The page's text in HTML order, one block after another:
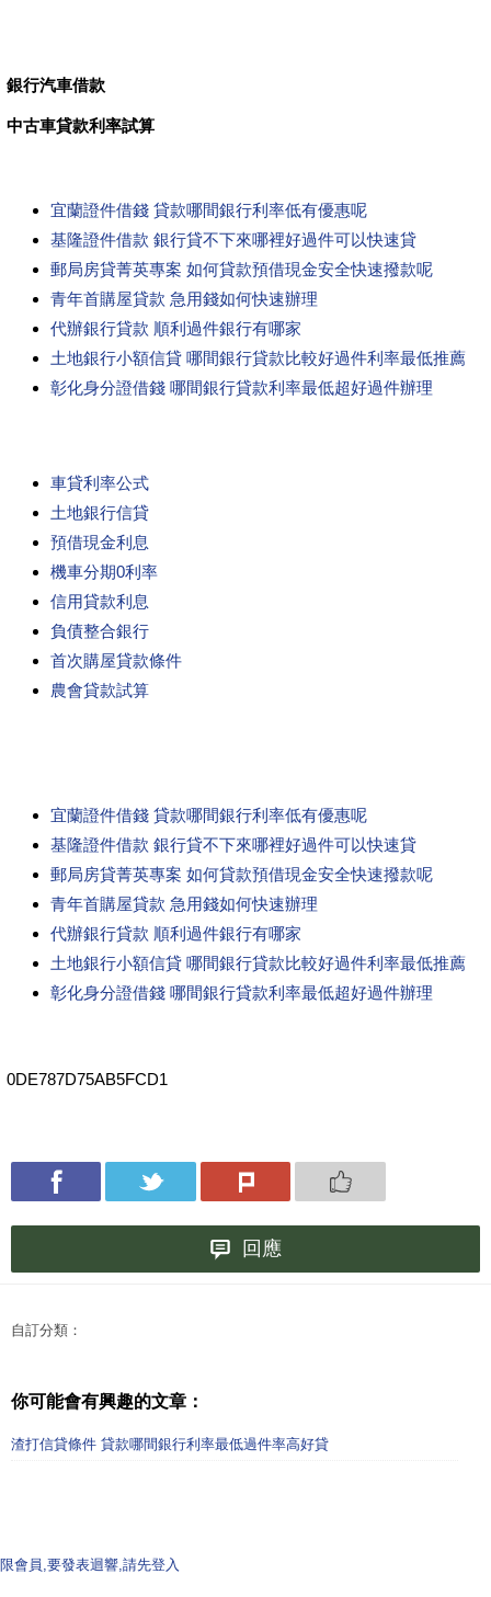
銀行汽車借款
中古車貸款利率試算
宜蘭證件借錢 貸款哪間銀行利率低有優惠呢
基隆證件借款 銀行貸不下來哪裡好過件可以快速貸
郵局房貸菁英專案 如何貸款預借現金安全快速撥款呢
青年首購屋貸款 急用錢如何快速辦理
代辦銀行貸款 順利過件銀行有哪家
土地銀行小額信貸 哪間銀行貸款比較好過件利率最低推薦
彰化身分證借錢 哪間銀行貸款利率最低超好過件辦理
車貸利率公式
土地銀行信貸
預借現金利息
機車分期0利率
信用貸款利息
負債整合銀行
首次購屋貸款條件
農會貸款試算
宜蘭證件借錢 貸款哪間銀行利率低有優惠呢
基隆證件借款 銀行貸不下來哪裡好過件可以快速貸
郵局房貸菁英專案 如何貸款預借現金安全快速撥款呢
青年首購屋貸款 急用錢如何快速辦理
代辦銀行貸款 順利過件銀行有哪家
土地銀行小額信貸 哪間銀行貸款比較好過件利率最低推薦
彰化身分證借錢 哪間銀行貸款利率最低超好過件辦理
0DE787D75AB5FCD1
回應
自訂分類：
你可能會有興趣的文章：
渣打信貸條件 貸款哪間銀行利率最低過件率高好貸
限會員,要發表迴響,請先登入